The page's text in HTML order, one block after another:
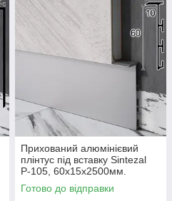
Прихований алюмінієвий
плінтус під вставку Sintezal
Р-105, 60х15х2500мм.
Готово до відправки